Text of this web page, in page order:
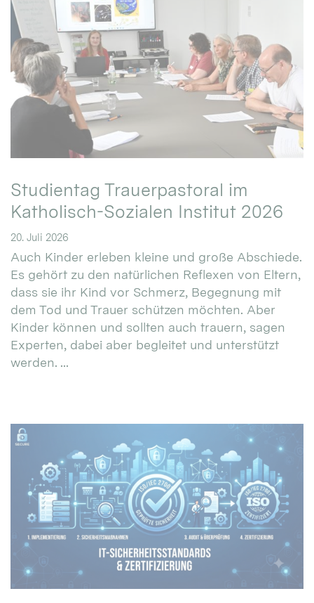
Studientag Trauerpastoral im
Katholisch-Sozialen Institut 2026
20. Juli 2026
Auch Kinder erleben kleine und große Abschiede.
Es gehört zu den natürlichen Reflexen von Eltern,
dass sie ihr Kind vor Schmerz, Begegnung mit
dem Tod und Trauer schützen möchten. Aber
Kinder können und sollten auch trauern, sagen
Experten, dabei aber begleitet und unterstützt
werden. ...